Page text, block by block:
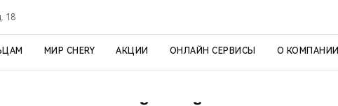
18
МИР CHERY АКЦИИ ОНЛАЙН СЕРВИСЫ О КОМПАНИИ